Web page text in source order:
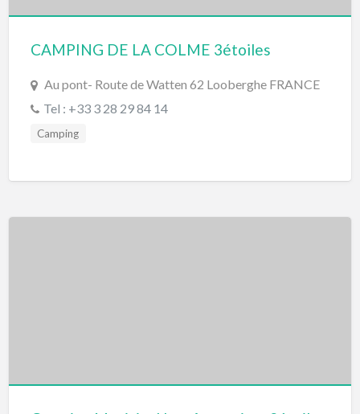
CAMPING DE LA COLME 3étoiles
Au pont- Route de Watten 62 Looberghe FRANCE
Tel : +33 3 28 29 84 14
Camping